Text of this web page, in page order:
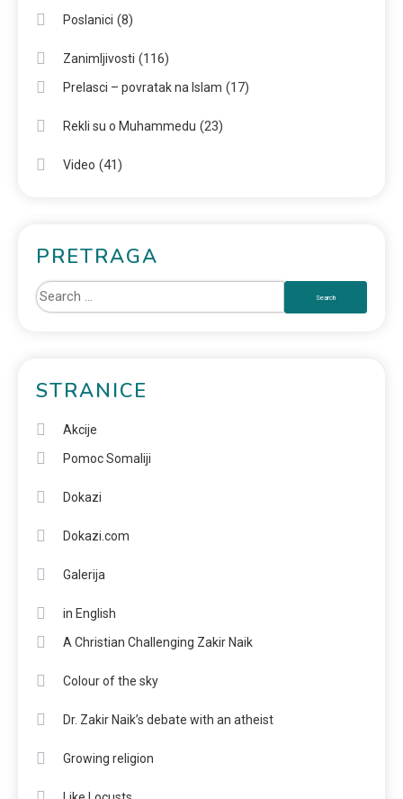
Poslanici (8)
Zanimljivosti (116)
Prelasci – povratak na Islam (17)
Rekli su o Muhammedu (23)
Video (41)
PRETRAGA
STRANICE
Akcije
Pomoc Somaliji
Dokazi
Dokazi.com
Galerija
in English
A Christian Challenging Zakir Naik
Colour of the sky
Dr. Zakir Naik’s debate with an atheist
Growing religion